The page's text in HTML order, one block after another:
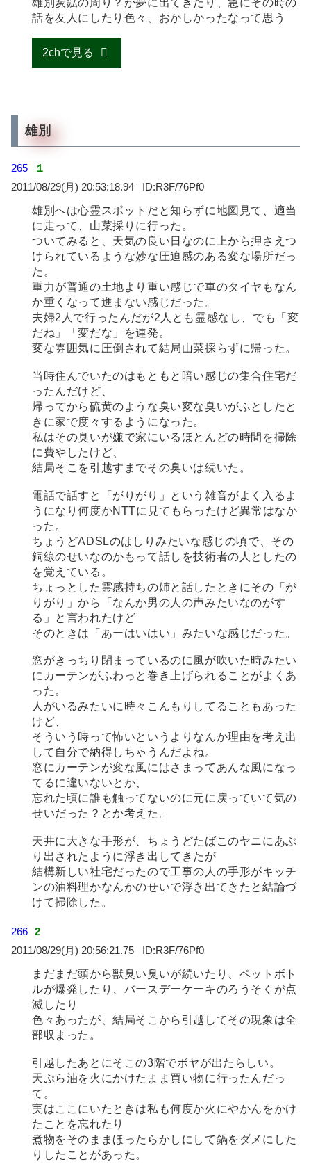
話を友人にしたり色々、おかしかったなって思う
2chで見る
雄別
265
１
2011/08/29(月) 20:53:18.94
R3F/76Pf0
雄別へは心霊スポットだと知らずに地図見て、適当
に走って、山菜採りに行った。
ついてみると、天気の良い日なのに上から押さえつ
けられているような妙な圧迫感のある変な場所だっ
た。
重力が普通の土地より重い感じで車のタイヤもなん
か重くなって進まない感じだった。
夫婦2人で行ったんだが2人とも霊感なし、でも「変
だね」「変だな」を連発。
変な雰囲気に圧倒されて結局山菜採らずに帰った。
当時住んでいたのはもともと暗い感じの集合住宅だ
ったんだけど、
帰ってから硫黄のような臭い変な臭いがふとしたと
きに家で度々するようになった。
私はその臭いが嫌で家にいるほとんどの時間を掃除
に費やしたけど、
結局そこを引越すまでその臭いは続いた。
電話で話すと「がりがり」という雑音がよく入るよ
うになり何度かNTTに見てもらったけど異常はなか
った。
ちょうどADSLのはしりみたいな感じの頃で、その
銅線のせいなのかもって話しを技術者の人としたの
を覚えている。
ちょっとした霊感持ちの姉と話したときにその「が
りがり」から「なんか男の人の声みたいなのがす
る」と言われたけど
そのときは「あーはいはい」みたいな感じだった。
窓がきっちり閉まっているのに風が吹いた時みたい
にカーテンがふわっと巻き上げられることがよくあ
った。
人がいるみたいに時々こんもりしてることもあった
けど、
そういう時って怖いというよりなんか理由を考え出
して自分で納得しちゃうんだよね。
窓にカーテンが変な風にはさまってあんな風になっ
てるに違いないとか、
忘れた頃に誰も触ってないのに元に戻っていて気の
せいだった？とか考えた。
天井に大きな手形が、ちょうどたばこのヤニにあぶ
り出されたように浮き出してきたが
結構新しい社宅だったので工事の人の手形がキッチ
ンの油料理かなんかのせいで浮き出てきたと結論づ
けて掃除した。
266 2
2011/08/29(月) 20:56:21.75
R3F/76Pf0
まだまだ頭から獣臭い臭いが続いたり、ペットボト
ルが爆発したり、バースデーケーキのろうそくが点
滅したり
色々あったが、結局そこから引越してその現象は全
部収まった。
引越したあとにそこの3階でボヤが出たらしい。
天ぷら油を火にかけたまま買い物に行ったんだっ
て。
実はここにいたときは私も何度か火にやかんをかけ
たことを忘れたり
煮物をそのままほったらかしにして鍋をダメにした
りしたことがあった。